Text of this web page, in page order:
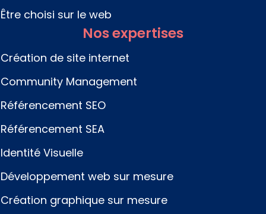
Être choisi sur le web
Nos expertises
Création de site internet
Community Management
Référencement SEO
Référencement SEA
Identité Visuelle
Développement web sur mesure
Création graphique sur mesure